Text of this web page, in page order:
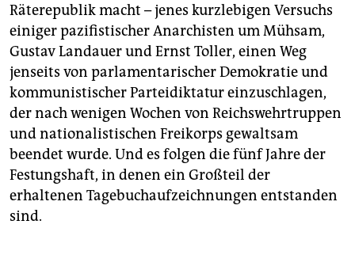
Räterepublik macht – jenes kurzlebigen Versuchs
einiger pazifistischer Anarchisten um Mühsam,
Gustav Landauer und Ernst Toller, einen Weg
jenseits von parlamentarischer Demokratie und
kommunistischer Parteidiktatur einzuschlagen,
der nach wenigen Wochen von Reichswehrtruppen
und nationalistischen Freikorps gewaltsam
beendet wurde. Und es folgen die fünf Jahre der
Festungshaft, in denen ein Großteil der
erhaltenen Tagebuchaufzeichnungen entstanden
sind.